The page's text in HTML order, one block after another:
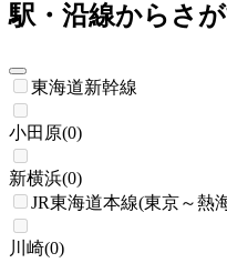
駅・沿線からさ
東海道新幹線
小田原(0)
新横浜(0)
JR東海道本線(東京～熱
川崎(0)